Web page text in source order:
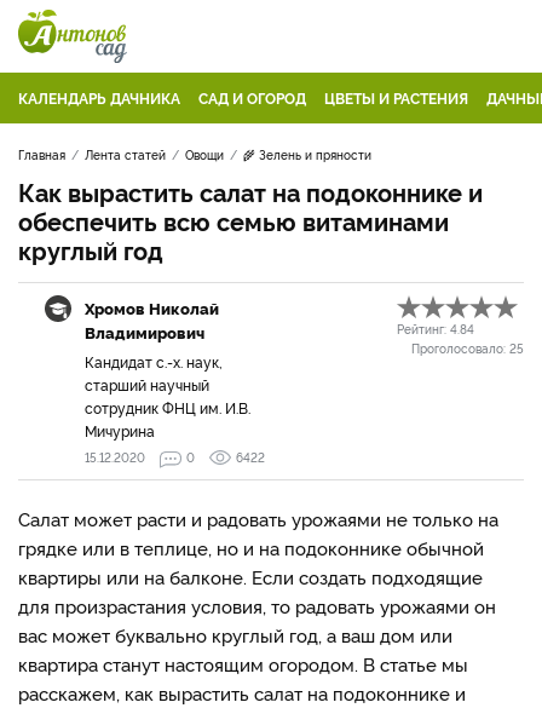
КАЛЕНДАРЬ ДАЧНИКА САД И ОГОРОД ЦВЕТЫ И РАСТЕНИЯ
Главная Лента статей Овощи 🌾 Зелень и пряности
Как вырастить салат на подоконнике и
обеспечить всю семью витаминами
круглый год
Хромов Николай
Владимирович
Кандидат с.-х. наук,
старший научный
сотрудник ФНЦ им. И.В.
Мичурина
Рейтинг: 4.84
Проголосовало: 25
15.12.2020 0 6422
Салат может расти и радовать урожаями не только на
грядке или в теплице, но и на подоконнике обычной
квартиры или на балконе. Если создать подходящие
для произрастания условия, то радовать урожаями он
вас может буквально круглый год, а ваш дом или
квартира станут настоящим огородом. В статье мы
расскажем, как вырастить салат на подоконнике и